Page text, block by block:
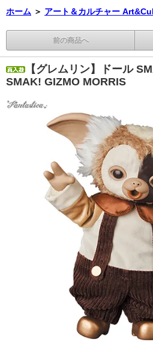
ホーム ＞ アート＆カルチャー
前の商品へ
【グレムリン】ドール
SMAK! GIZMO MORRIS